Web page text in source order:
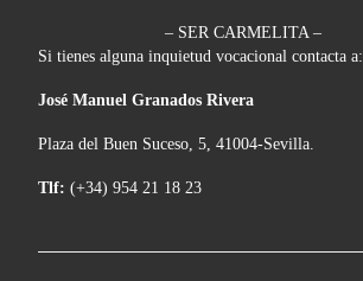
– SER CARMELITA –
Si tienes alguna inquietud vocacional contacta a:
José Manuel Granados Rivera
Plaza del Buen Suceso, 5, 41004-Sevilla.
Tlf: (+34) 954 21 18 23